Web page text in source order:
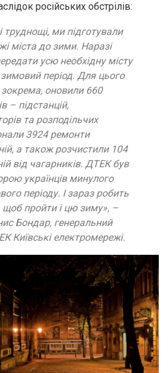
російських обстрілів:
труднощі, ми підготували
міста до зими. Наразі
усю необхідну місту
період. Для цього
зокрема, оновили 660
– підстанцій,
та розподільчих
3924 ремонти
а також розчистили 104
від чагарників. ДТЕК був
українців минулого
періоду. І зараз робить
щоб пройти і цю зиму», –
Бондар, генеральний
Київські електромережі.